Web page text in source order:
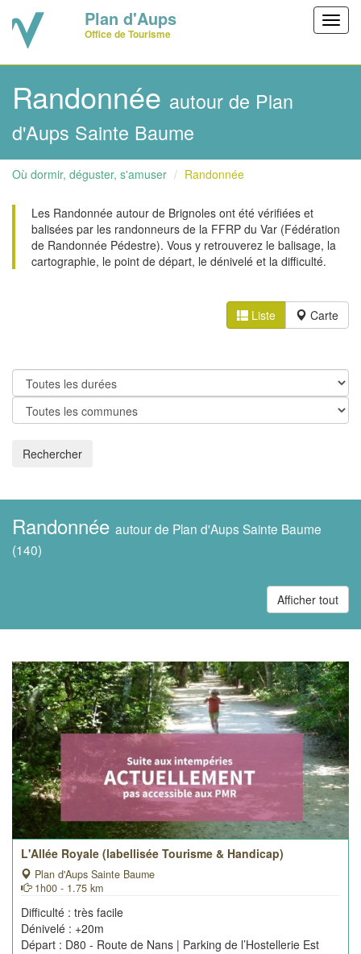
Plan d'Aups
Office de Tourisme
Randonnée autour de Plan
d'Aups Sainte Baume
Où dormir, déguster, s'amuser Randonnée
Les Randonnée autour de Brignoles ont été vérifiées et
balisées par les randonneurs de la FFRP du Var (Fédération
de Randonnée Pédestre). Vous y retrouverez le balisage, la
cartographie, le point de départ, le dénivelé et la difficulté.
Liste Carte
Rechercher
Randonnée autour de Plan d'Aups Sainte Baume
(140)
Afficher tout
L'Allée Royale (labellisée Tourisme & Handicap)
Plan d'Aups Sainte Baume
1h00 - 1.75 km
Difficulté : très facile
Dénivelé : +20m
Départ : D80 - Route de Nans | Parking de l’Hostellerie Est